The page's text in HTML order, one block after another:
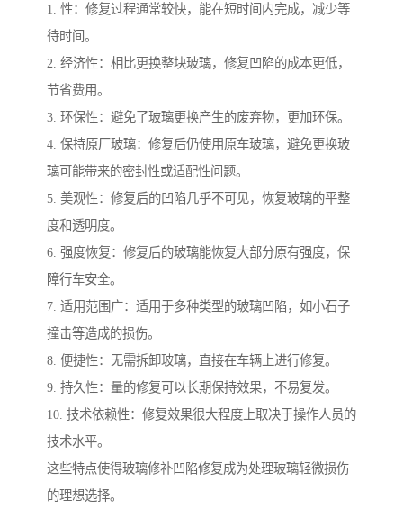
1. 性：修复过程通常较快，能在短时间内完成，减少等
待时间。
2. 经济性：相比更换整块玻璃，修复凹陷的成本更低，
节省费用。
3. 环保性：避免了玻璃更换产生的废弃物，更加环保。
4. 保持原厂玻璃：修复后仍使用原车玻璃，避免更换玻
璃可能带来的密封性或适配性问题。
5. 美观性：修复后的凹陷几乎不可见，恢复玻璃的平整
度和透明度。
6. 强度恢复：修复后的玻璃能恢复大部分原有强度，保
障行车安全。
7. 适用范围广：适用于多种类型的玻璃凹陷，如小石子
撞击等造成的损伤。
8. 便捷性：无需拆卸玻璃，直接在车辆上进行修复。
9. 持久性：量的修复可以长期保持效果，不易复发。
10. 技术依赖性：修复效果很大程度上取决于操作人员的
技术水平。
这些特点使得玻璃修补凹陷修复成为处理玻璃轻微损伤
的理想选择。